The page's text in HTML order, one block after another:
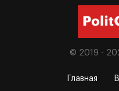
© 2019 -
Главная